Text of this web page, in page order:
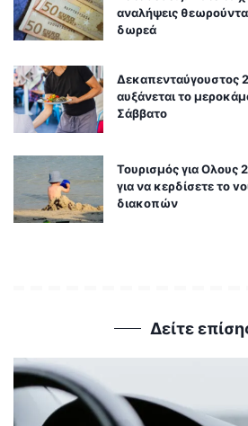
αναλήψεις
δωρεά
Δεκαπενταύγουστος
αυξάνεται το
Σάββατο
Τουρισμός για Ολους
για να κερδίσετε το
διακοπών
Δείτε